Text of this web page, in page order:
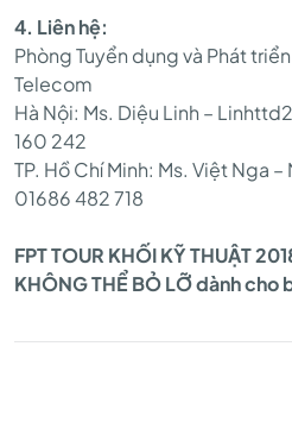
4. Liên hệ:
Phòng Tuyển dụng và Phát
Telecom
Hà Nội: Ms. Diệu Linh –
160 242
TP. Hồ Chí Minh: Ms. Việt Nga
01686 482 718
FPT TOUR KHỐI KỸ THUẬT
KHÔNG THỂ BỎ LỠ dành cho